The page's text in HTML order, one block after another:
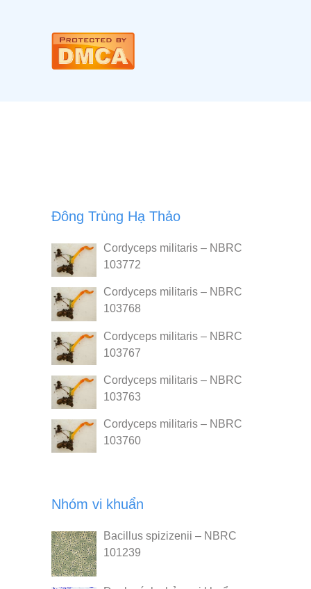
Đông Trùng Hạ Thảo
Cordyceps militaris – NBRC
103772
Cordyceps militaris – NBRC
103768
Cordyceps militaris – NBRC
103767
Cordyceps militaris – NBRC
103763
Cordyceps militaris – NBRC
103760
Nhóm vi khuẩn
Bacillus spizizenii – NBRC
101239